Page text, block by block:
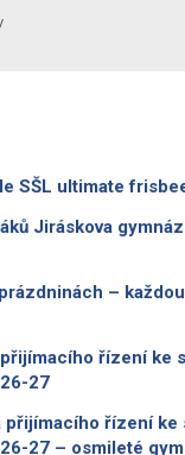
SŠL ultimate
Jiráskova
–
řízení ke
27
přijímacího řízení ke
27 – osmileté